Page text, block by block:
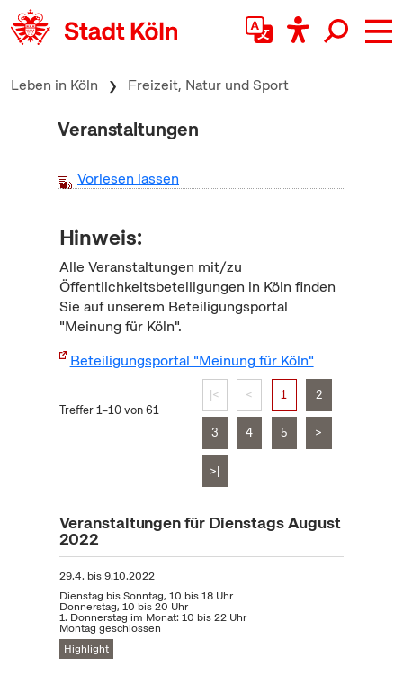
zum Inhalt springen
Leben in Köln Freizeit, Natur und Sport
Veranstaltungen
Vorlesen lassen
Hinweis:
Alle Veranstaltungen mit/zu
Öffentlichkeitsbeteiligungen in Köln finden
Sie auf unserem Beteiligungsportal
"Meinung für Köln".
Beteiligungsportal "Meinung für Köln"
Treffer 1–10 von 61
|< < 1 2
3 4 5 >
>|
Veranstaltungen für Dienstags August
2022
29.4. bis9.10.2022
Dienstag bis Sonntag, 10 bis 18 Uhr
Donnerstag, 10 bis 20 Uhr
1. Donnerstag im Monat: 10 bis 22 Uhr
Montag geschlossen
Highlight